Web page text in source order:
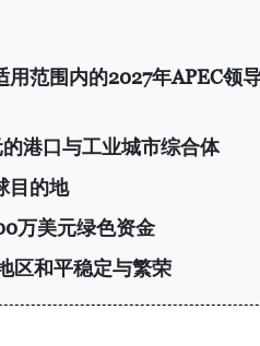
范围内的2027年APEC领
港口与工业城市综合体
目的地
万美元绿色资金
区和平稳定与繁荣